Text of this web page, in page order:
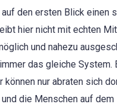
den ersten Blick einen
hier nicht mit echten
und nahezu
das gleiche System.
können nur abraten sich
die Menschen auf